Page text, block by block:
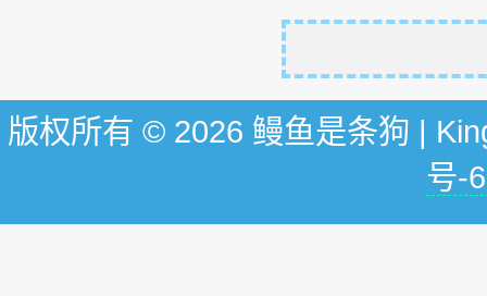
版权所有 © 2026 鳗鱼是条狗 |
号-